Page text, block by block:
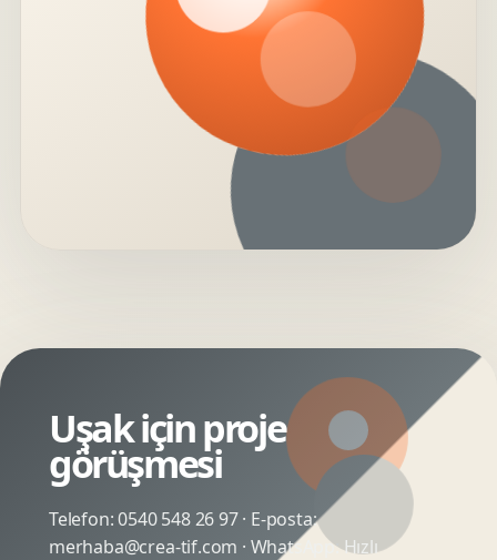
Uşak için proje
görüşmesi
Telefon:0540 548 26 97· E-posta:
merhaba@crea-tif.com · WhatsApp:Hızlı